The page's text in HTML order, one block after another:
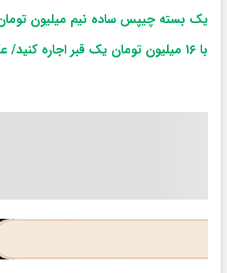
یک بسته چیپس ساده نیم میلیون
با ۱۶ میلیون تومان یک قبر اجاره کنید/ عکس​